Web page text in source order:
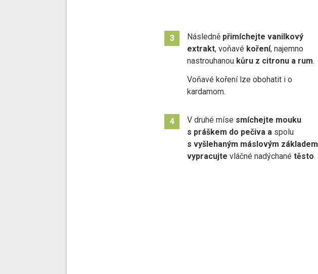
3 Následně přimíchejte vanilkový
extrakt, voňavé koření, najemno
nastrouhanou kůru z citronu a rum.
Voňavé koření lze obohatit i o
kardamom.
4 V druhé míse smíchejte mouku
s práškem do pečiva aspolu
s vyšlehaným máslovým základem
vypracujte vláčné nadýchané těsto.